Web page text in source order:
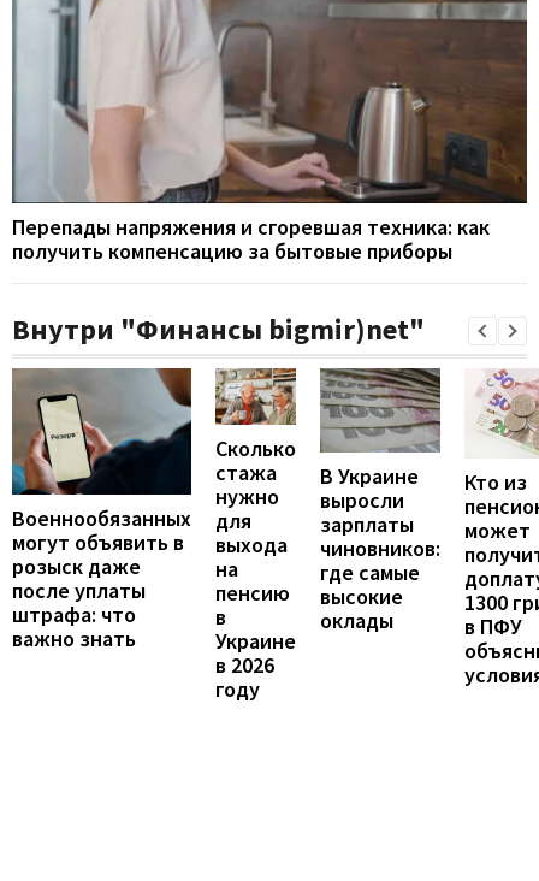
Перепады напряжения и сгоревшая техника: как
получить компенсацию за бытовые приборы
Внутри "Финансы bigmir)net"
Военнообязанных
могут объявить в
розыск даже
после уплаты
штрафа: что
важно знать
Сколько
стажа
нужно
для
выхода
на
пенсию
в
Украине
в 2026
году
В Украине
выросли
зарплаты
чиновников:
где самые
высокие
оклады
Кто из
может
1300
в ПФУ